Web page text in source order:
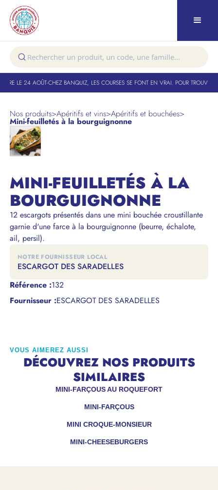
LE 24 AOÛT-CHEZ BANQUIZ, LES COURSES SE FONT EN VRAI. POUR TROUVER
Nos produits>Apéritifs et vins>Apéritifs et bouchées>
Mini-feuilletés à la bourguignonne
MINI-FEUILLETÉS À LA
BOURGUIGNONNE
12 escargots présentés dans une mini bouchée croustillante
garnie d'une farce à la bourguignonne (beurre, échalote,
ail, persil).
NOTRE FOURNISSEUR LOCAL
ESCARGOT DES SARADELLES
Référence :132
Fournisseur :ESCARGOT DES SARADELLES
VOUS AIMEREZ AUSSI
DÉCOUVREZ NOS PRODUITS
SIMILAIRES
MINI-FARÇOUS AU ROQUEFORT
MINI-FARÇOUS
MINI CROQUE-MONSIEUR
MINI-CHEESEBURGERS